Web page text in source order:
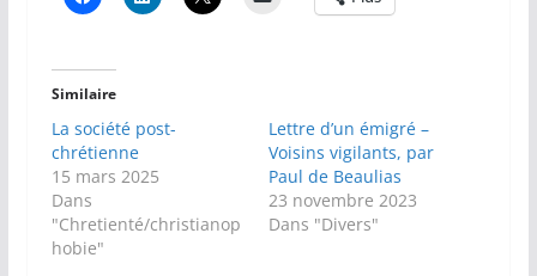
Similaire
La société post-
chrétienne
15 mars 2025
Dans
"Chretienté/christianop
hobie"
Lettre d’un émigré –
Voisins vigilants, par
Paul de Beaulias
23 novembre 2023
Dans "Divers"